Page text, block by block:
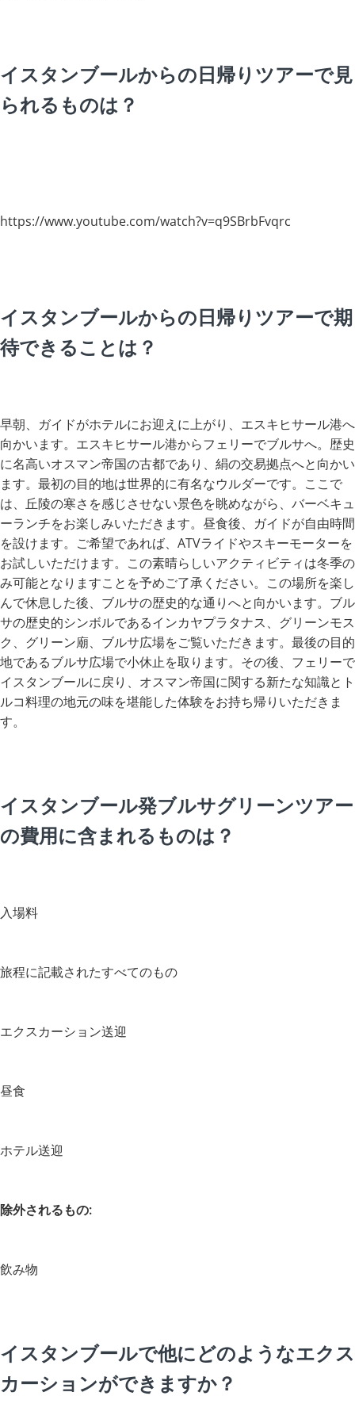
イスタンブールからの日帰りツアーで見
られるものは？
https://www.youtube.com/watch?v=q9SBrbFvqrc
イスタンブールからの日帰りツアーで期
待できることは？
早朝、ガイドがホテルにお迎えに上がり、エスキヒサール港へ
向かいます。エスキヒサール港からフェリーでブルサへ。歴史
に名高いオスマン帝国の古都であり、絹の交易拠点へと向かい
ます。最初の目的地は世界的に有名なウルダーです。ここで
は、丘陵の寒さを感じさせない景色を眺めながら、バーベキュ
ーランチをお楽しみいただきます。昼食後、ガイドが自由時間
を設けます。ご希望であれば、ATVライドやスキーモーターを
お試しいただけます。この素晴らしいアクティビティは冬季の
み可能となりますことを予めご了承ください。この場所を楽し
んで休息した後、ブルサの歴史的な通りへと向かいます。ブル
サの歴史的シンボルであるインカヤプラタナス、グリーンモス
ク、グリーン廟、ブルサ広場をご覧いただきます。最後の目的
地であるブルサ広場で小休止を取ります。その後、フェリーで
イスタンブールに戻り、オスマン帝国に関する新たな知識とト
ルコ料理の地元の味を堪能した体験をお持ち帰りいただきま
す。
イスタンブール発ブルサグリーンツアー
の費用に含まれるものは？
入場料
旅程に記載されたすべてのもの
エクスカーション送迎
昼食
ホテル送迎
除外されるもの:
飲み物
イスタンブールで他にどのようなエクス
カーションができますか？